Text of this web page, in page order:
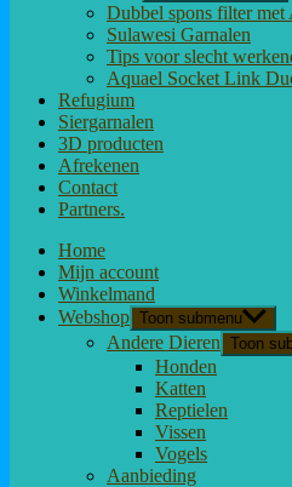
Dubbel spons filter met
Sulawesi Garnalen
Tips voor slecht
Aquael Socket Link
Refugium
Siergarnalen
3D producten
Afrekenen
Contact
Partners.
Home
Mijn account
Winkelmand
Webshop Toon submenu
Andere Dieren Toon
Honden
Katten
Reptielen
Vissen
Vogels
Aanbieding